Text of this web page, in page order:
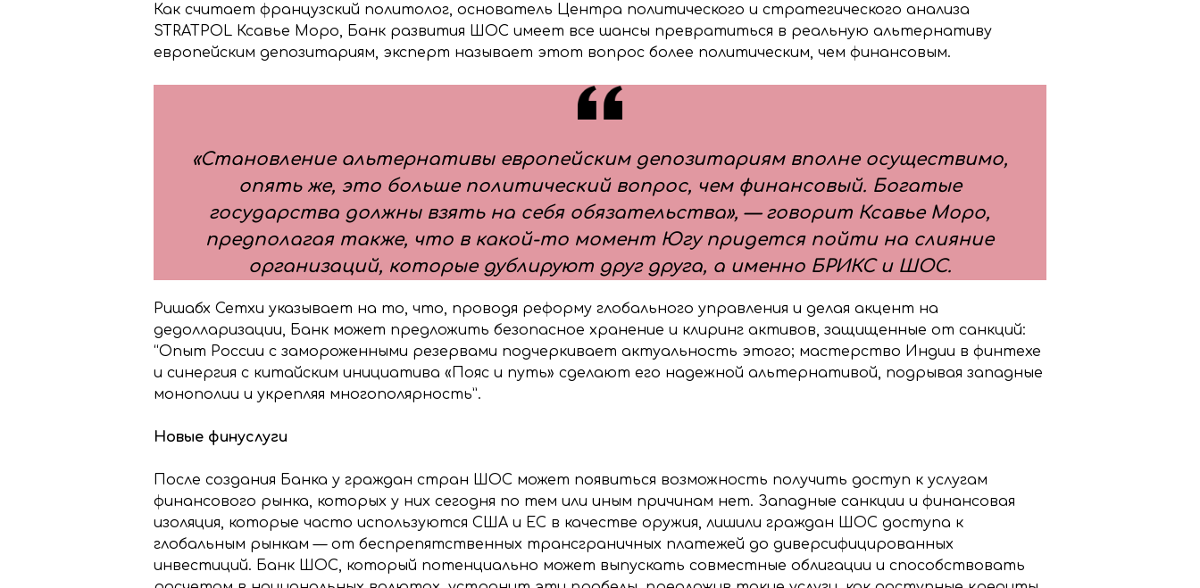
Как считает французский политолог, основатель Центра политического и стратегического анализа
STRATPOL Ксавье Моро, Банк развития ШОС имеет все шансы превратиться в реальную альтернативу
европейским депозитариям, эксперт называет этот вопрос более политическим, чем финансовым.
«Становление альтернативы европейским депозитариям вполне осуществимо,
опять же, это больше политический вопрос, чем финансовый. Богатые
государства должны взять на себя обязательства», — говорит Ксавье Моро,
предполагая также, что в какой-то момент Югу придется пойти на слияние
организаций, которые дублируют друг друга, а именно БРИКС и ШОС.
Ришабх Сетхи указывает на то, что, проводя реформу глобального управления и делая акцент на
дедолларизации, Банк может предложить безопасное хранение и клиринг активов, защищенные от санкций:
“Опыт России с замороженными резервами подчеркивает актуальность этого; мастерство Индии в финтехе
и синергия с китайским инициатива «Пояс и путь» сделают его надежной альтернативой, подрывая западные
монополии и укрепляя многополярность”.
Новые финуслуги
После создания Банка у граждан стран ШОС может появиться возможность получить доступ к услугам
финансового рынка, которых у них сегодня по тем или иным причинам нет. Западные санкции и финансовая
изоляция, которые часто используются США и ЕС в качестве оружия, лишили граждан ШОС доступа к
глобальным рынкам — от беспрепятственных трансграничных платежей до диверсифицированных
инвестиций. Банк ШОС, который потенциально может выпускать совместные облигации и способствовать